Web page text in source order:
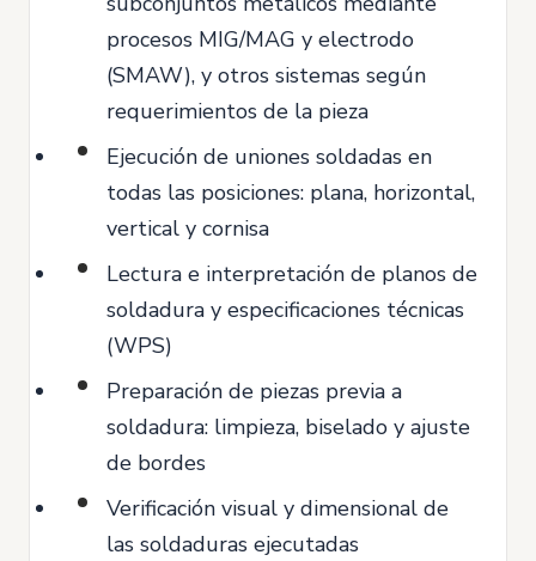
procesos MIG/MAG y electrodo
(SMAW), y otros sistemas según
requerimientos de la pieza
Ejecución de uniones soldadas en
todas las posiciones: plana, horizontal,
vertical y cornisa
Lectura e interpretación de planos de
soldadura y especificaciones técnicas
(WPS)
Preparación de piezas previa a
soldadura: limpieza, biselado y ajuste
de bordes
Verificación visual y dimensional de
las soldaduras ejecutadas